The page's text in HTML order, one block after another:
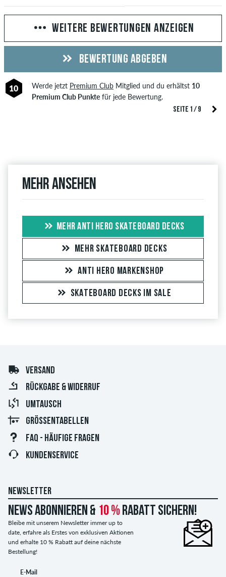
SEITE 1 / 9
WEITERE BEWERTUNGEN ANZEIGEN
BEWERTUNG ABGEBEN
10 Werde jetzt Premium ClubMitglied und du erhältst 10
Premium Club Punktefür jede Bewertung.
Mehr ansehen
MEHR ANTI HERO SKATEBOARD DECKS
MEHR SKATEBOARD DECKS
ANTI HERO MARKENSHOP
SKATEBOARD DECKS IM SALE
VERSAND
RÜCKGABE & WIDERRUF
UMTAUSCH
GRÖSSENTABELLEN
FAQ - HÄUFIGE FRAGEN
KUNDENSERVICE
NEWSLETTER
News abonnieren & 10 % Rabatt sichern!
Bleibe mit unserem Newsletter immer up to
date, erfahre als Erstes von exklusiven Aktionen
und erhalte 10 % Rabatt auf deine nächste
Bestellung!
E-Mail